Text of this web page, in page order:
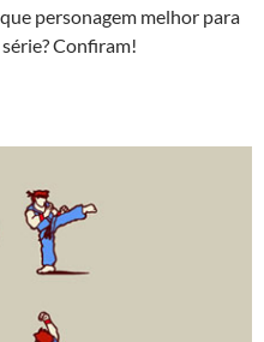
personagem melhor para
Confiram!